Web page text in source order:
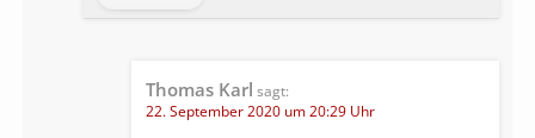
Thomas Karl sagt:
22. September 2020 um 20:29 Uhr